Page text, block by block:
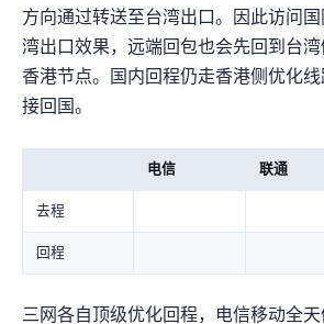
方向通过转送至台湾出口。因此访问
湾出口效果，远端回包也会先回到台
香港节点。国内回程仍走香港侧优化
接回国。
电信 联通
去程
回程
三网各自顶级优化回程，电信移动全